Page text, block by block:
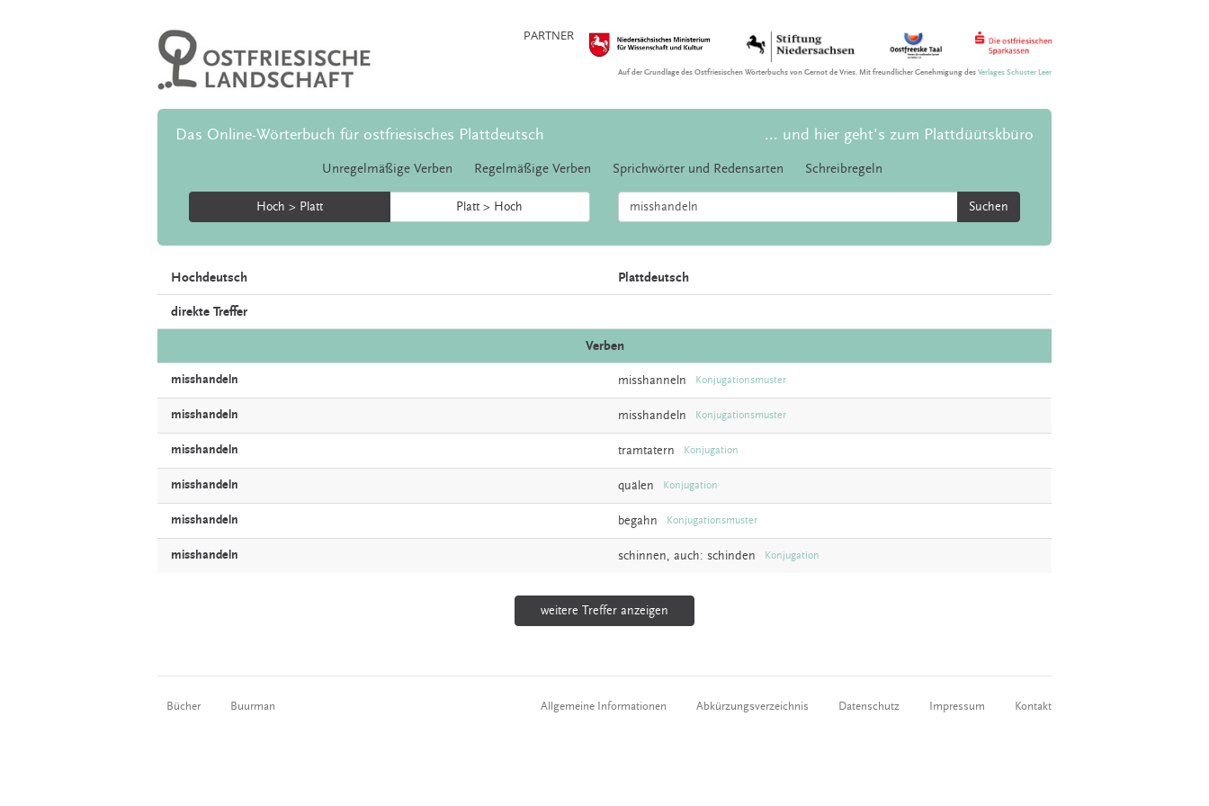
PARTNER
Auf der Grundlage des Ostfriesischen Wörterbuchs von Gernot de Vries. Mit freundlicher Genehmigung desVerlages Schuster Leer
Das Online-Wörterbuch für ostfriesisches Plattdeutsch ... und hier geht's zum Plattdüütskbüro
Unregelmäßige Verben Regelmäßige Verben Sprichwörter und Redensarten Schreibregeln
Hoch > Platt Platt > Hoch Suchen
Hochdeutsch Plattdeutsch
direkte Treffer
Verben
misshandeln misshanneln Konjugationsmuster
misshandeln misshandeln Konjugationsmuster
misshandeln tramtatern Konjugation
misshandeln quälen Konjugation
misshandeln begahn Konjugationsmuster
misshandeln schinnen, auch: schinden Konjugation
weitere Treffer anzeigen
Bücher Buurman Allgemeine Informationen Abkürzungsverzeichnis Datenschutz Impressum Kontakt